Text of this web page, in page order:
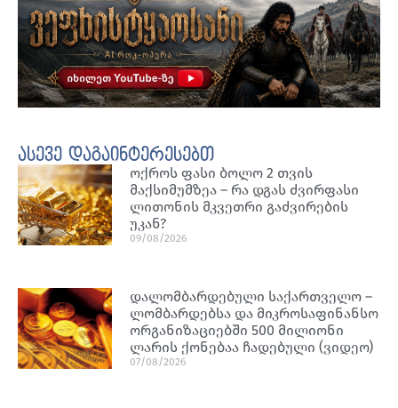
ასევე დაგაინტერესებთ
ოქროს ფასი ბოლო 2 თვის
მაქსიმუმზეა – რა დგას ძვირფასი
ლითონის მკვეთრი გაძვირების
უკან?
09/08/2026
დალომბარდებული საქართველო –
ლომბარდებსა და მიკროსაფინანსო
ორგანიზაციებში 500 მილიონი
ლარის ქონებაა ჩადებული (ვიდეო)
07/08/2026